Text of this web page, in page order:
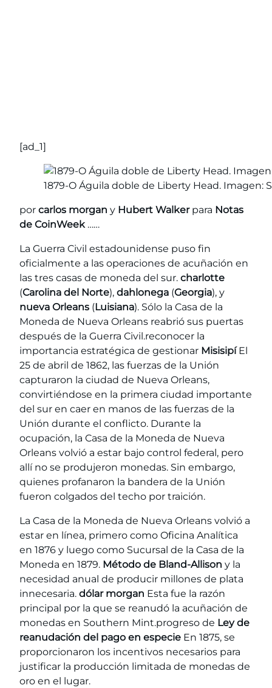
[ad_1]
1879-O Águila doble de Liberty Head. Imagen:
por carlos morgan y Hubert Walkerpara Notas
de CoinWeek……
La Guerra Civil estadounidense puso fin
oficialmente a las operaciones de acuñación en
las tres casas de moneda del sur. charlotte
(Carolina del Norte), dahlonega (Georgia), y
nueva Orleans (Luisiana). Sólo la Casa de la
Moneda de Nueva Orleans reabrió sus puertas
después de la Guerra Civil.reconocer la
importancia estratégica de gestionar MisisipíEl
25 de abril de 1862, las fuerzas de la Unión
capturaron la ciudad de Nueva Orleans,
convirtiéndose en la primera ciudad importante
del sur en caer en manos de las fuerzas de la
Unión durante el conflicto. Durante la
ocupación, la Casa de la Moneda de Nueva
Orleans volvió a estar bajo control federal, pero
allí no se produjeron monedas. Sin embargo,
quienes profanaron la bandera de la Unión
fueron colgados del techo por traición.
La Casa de la Moneda de Nueva Orleans volvió a
estar en línea, primero como Oficina Analítica
en 1876 y luego como Sucursal de la Casa de la
Moneda en 1879. Método de Bland-Allison y la
necesidad anual de producir millones de plata
innecesaria. dólar morgan Esta fue la razón
principal por la que se reanudó la acuñación de
monedas en Southern Mint.progreso de Ley de
reanudación del pago en especie En 1875, se
proporcionaron los incentivos necesarios para
justificar la producción limitada de monedas de
oro en el lugar.